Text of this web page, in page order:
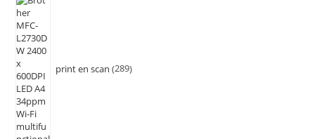
print en scan 289